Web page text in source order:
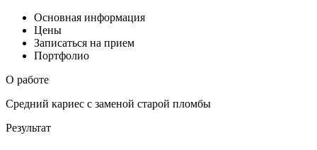
Основная информация
Цены
Записаться на прием
Портфолио
О работе
Средний кариес с заменой старой пломбы
Результат